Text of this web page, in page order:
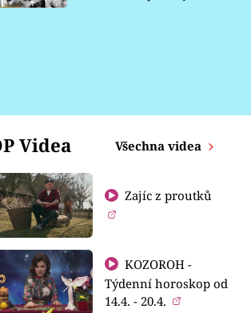
Videa Všechna videa
Zajíc z proutků
KOZOROH -
Týdenní horoskop od
14.4. - 20.4.